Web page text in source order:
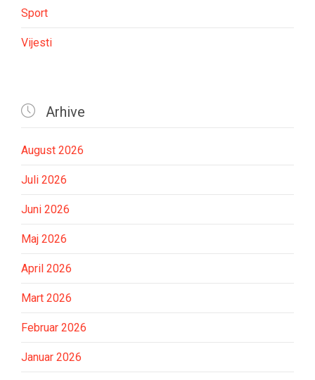
Sport
Vijesti
 Arhive
August 2026
Juli 2026
Juni 2026
Maj 2026
April 2026
Mart 2026
Februar 2026
Januar 2026